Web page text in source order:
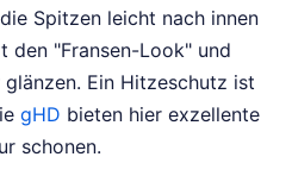
Spitzen leicht nach innen
den "Fransen-Look" und
Ein Hitzeschutz ist
gHD bieten hier exzellente
schonen.